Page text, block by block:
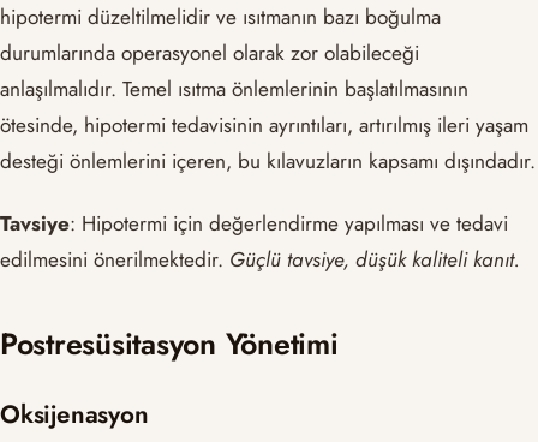
hipotermi düzeltilmelidir ve ısıtmanın bazı boğulma
durumlarında operasyonel olarak zor olabileceği
anlaşılmalıdır. Temel ısıtma önlemlerinin başlatılmasının
ötesinde, hipotermi tedavisinin ayrıntıları, artırılmış ileri yaşam
desteği önlemlerini içeren, bu kılavuzların kapsamı dışındadır.
Tavsiye: Hipotermi için değerlendirme yapılması ve tedavi
edilmesini önerilmektedir. Güçlü tavsiye, düşük kaliteli kanıt.
Postresüsitasyon Yönetimi
Oksijenasyon